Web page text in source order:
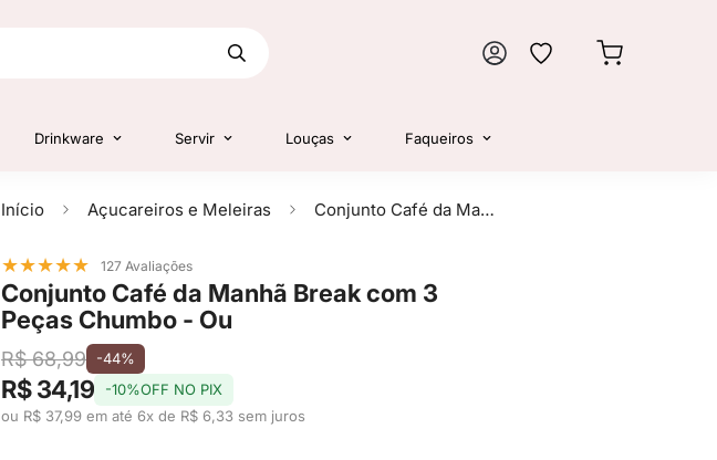
Drinkware Servir Louças Faqueiros
Início Açucareiros e Meleiras Conjunto Café da Manhã Break com 3 Peças Chumbo - Ou
★★★★★ 127 Avaliações
Conjunto Café da Manhã Break com 3
Peças Chumbo - Ou
R$ 68,99 -44%
R$ 34,19
-10%OFF NO PIX
ou R$ 37,99 em até 6x de R$ 6,33 sem juros